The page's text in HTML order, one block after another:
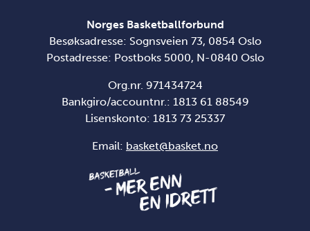
Norges Basketballforbund
Besøksadresse: Sognsveien 73, 0854 Oslo
Postadresse: Postboks 5000, N-0840 Oslo
Org.nr. 971434724
Bankgiro/accountnr.: 1813 61 88549
Lisenskonto: 1813 73 25337
Email: basket@basket.no